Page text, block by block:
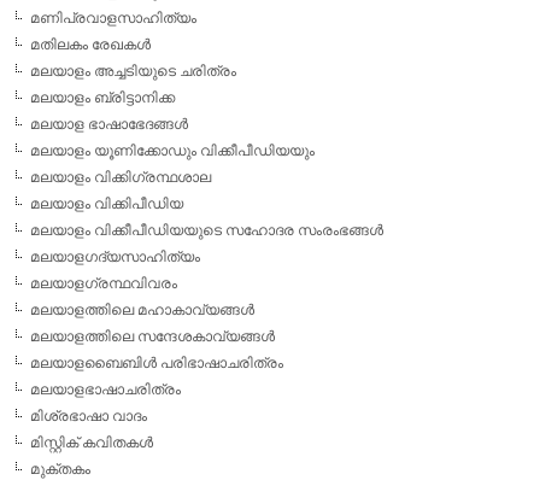
മണിപ്രവാളസാഹിത്യം
മതിലകം രേഖകള്‍
മലയാളം അച്ചടിയുടെ ചരിത്രം
മലയാളം ബ്രിട്ടാനിക്ക
മലയാള ഭാഷാഭേദങ്ങള്‍
മലയാളം യൂണിക്കോഡും വിക്കീപീഡിയയും
മലയാളം വിക്കിഗ്രന്ഥശാല
മലയാളം വിക്കിപീഡിയ
മലയാളം വിക്കീപീഡിയയുടെ സഹോദര സംരംഭങ്ങള്‍
മലയാളഗദ്യസാഹിത്യം
മലയാളഗ്രന്ഥവിവരം
മലയാളത്തിലെ മഹാകാവ്യങ്ങള്‍
മലയാളത്തിലെ സന്ദേശകാവ്യങ്ങള്‍
മലയാളബൈബിള്‍ പരിഭാഷാചരിത്രം
മലയാളഭാഷാചരിത്രം
മിശ്രഭാഷാ വാദം
മിസ്റ്റിക് കവിതകള്‍
മുക്തകം